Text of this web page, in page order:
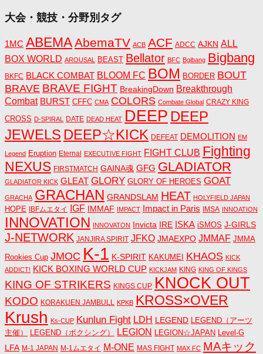
大会・競技・分野別タグ
1MC ABEMAAbemaTV ACB ACF ADCC AJKN ALL
BOX WORLD AROUSAL BEAST Bellator BFC Bgibang Bigbang
BKFC BLACK COMBAT BLOOM FC BOM BORDER BOUT
BRAVE BRAVE FIGHT BreakingDown Breakthrough
Combat BURST CFFC CMA COLORS Combate Global CRAZY KING
CROSS D-SPIRAL DATE DEAD HEAT DEEP DEEP
JEWELS DEEP☆KICK DEFEAT DEMOLITION EM
Legend Eruption Eternal EXECUTIVE FIGHT FIGHT CLUB Fighting
NEXUS FIRSTMATCH GAINA魂 GFG GLADIATOR
GLADIATOR KICK GLEAT GLORY GLORY OF HEROES GOAT
GRACHA GRACHAN GRANDSLAM HEAT HOLYFIELD JAPAN
HOPE IBFムエタイ IGF IMMAF IMPACT Impact in Paris IMSA INNOATION
INNOVATION INNOVATON Invicta IRE ISKA iSMOS J-GIRLS
J-NETWORK JANJIRA SPIRIT JFKO JMAEXPO JMMAF JMMA
Rookies Cup JMOC K-1 K-SPIRIT KAKUMEI KHAOS KICK
ADDICT! KICK BOXING WORLD CUP KICKJAM KING KING OF KINGS
KING OF STRIKERS KINGS CUP KNOCK OUT
KODO KORAKUEN JAMBULL KPKB KROSS×OVER
Krush Ks-CUP Kunlun Fight LDH LEGEND LEGEND（アーツ
主催）
LEGEND（ボクシング） LEGION LEGION☆JAPAN Level-G
LFA M-1 JAPAN M-1ムエタイ M-ONE MAS FIGHT MAX FC MAキック